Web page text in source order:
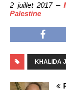
2 juillet 2017 –
Palestine
KHALIDA